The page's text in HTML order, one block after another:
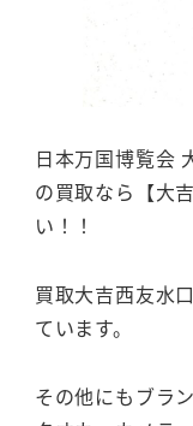
日本万国博覧会
の買取なら【大
い！！
買取大吉西友
ています。
その他にもブラ